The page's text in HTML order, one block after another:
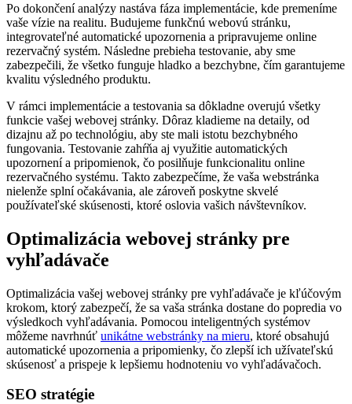
Po dokončení analýzy nastáva fáza implementácie, kde premeníme
vaše vízie na realitu. Budujeme funkčnú webovú stránku,
integrovateľné automatické upozornenia a pripravujeme online
rezervačný systém. Následne prebieha testovanie, aby sme
zabezpečili, že všetko funguje hladko a bezchybne, čím garantujeme
kvalitu výsledného produktu.
V rámci implementácie a testovania sa dôkladne overujú všetky
funkcie vašej webovej stránky. Dôraz kladieme na detaily, od
dizajnu až po technológiu, aby ste mali istotu bezchybného
fungovania. Testovanie zahŕňa aj využitie automatických
upozornení a pripomienok, čo posilňuje funkcionalitu online
rezervačného systému. Takto zabezpečíme, že vaša webstránka
nielenže splní očakávania, ale zároveň poskytne skvelé
používateľské skúsenosti, ktoré oslovia vašich návštevníkov.
Optimalizácia webovej stránky pre
vyhľadávače
Optimalizácia vašej webovej stránky pre vyhľadávače je kľúčovým
krokom, ktorý zabezpečí, že sa vaša stránka dostane do popredia vo
výsledkoch vyhľadávania. Pomocou inteligentných systémov
môžeme navrhnúť unikátne webstránky na mieru, ktoré obsahujú
automatické upozornenia a pripomienky, čo zlepší ich užívateľskú
skúsenosť a prispeje k lepšiemu hodnoteniu vo vyhľadávačoch.
SEO stratégie